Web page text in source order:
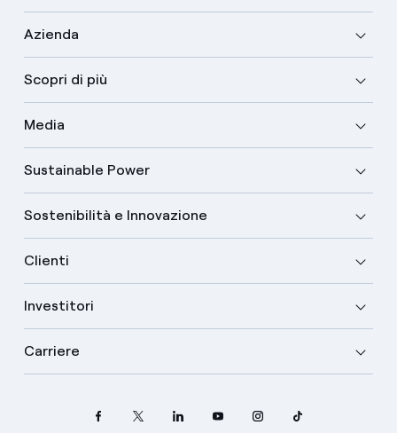
Azienda
Scopri di più
Media
Sustainable Power
Sostenibilità e Innovazione
Clienti
Investitori
Carriere